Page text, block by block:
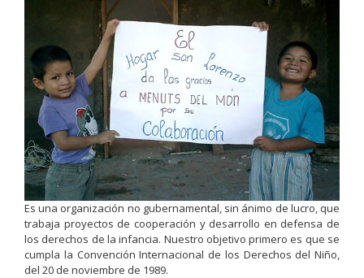
Es una organización no gubernamental, sin ánimo de lucro, que
trabaja proyectos de cooperación y desarrollo en defensa de
los derechos de la infancia. Nuestro objetivo primero es que se
cumpla la Convención Internacional de los Derechos del Niño,
del 20 de noviembre de 1989.